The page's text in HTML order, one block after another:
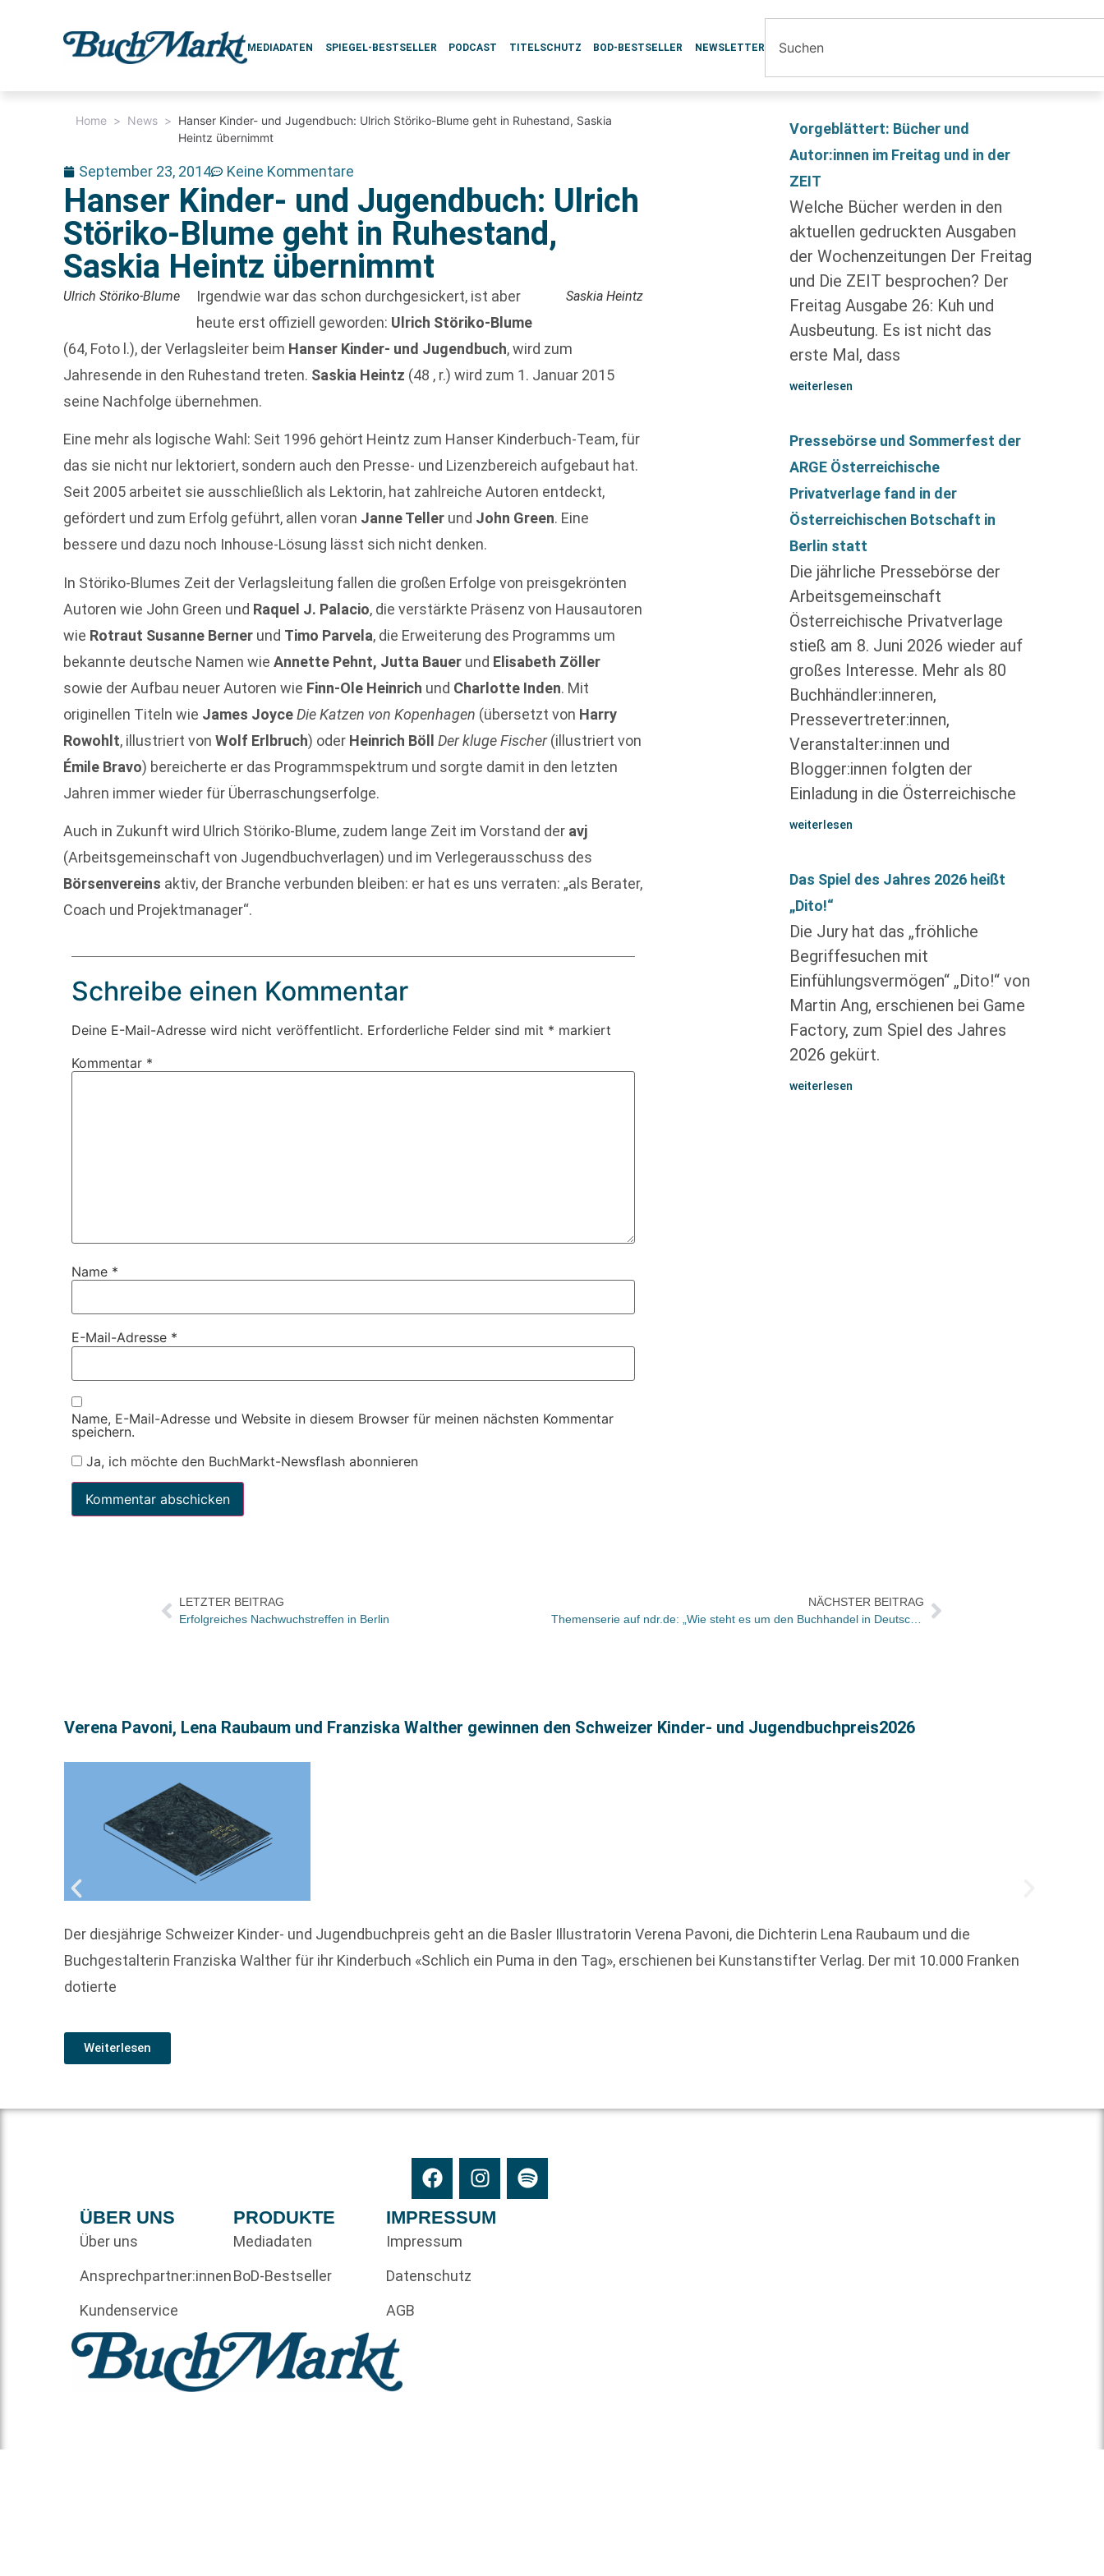
MEDIADATEN SPIEGEL-BESTSELLER PODCAST TITELSCHUTZ BOD-BESTSELLER NEWSLETTER
Home > News > Hanser Kinder- und Jugendbuch: Ulrich Störiko-Blume geht in Ruhestand, Saskia
Heintz übernimmt
September 23, 2014 Keine Kommentare
Hanser Kinder- und Jugendbuch: Ulrich
Störiko-Blume geht in Ruhestand,
Saskia Heintz übernimmt
Ulrich Störiko-Blume Saskia Heintz
Irgendwie war das schon durchgesickert, ist aber
heute erst offiziell geworden: Ulrich Störiko-Blume
(64, Foto l.), der Verlagsleiter beim Hanser Kinder- und Jugendbuch, wird zum
Jahresende in den Ruhestand treten. Saskia Heintz (48 , r.) wird zum 1. Januar 2015
seine Nachfolge übernehmen.
Eine mehr als logische Wahl: Seit 1996 gehört Heintz zum Hanser Kinderbuch-Team, für
das sie nicht nur lektoriert, sondern auch den Presse- und Lizenzbereich aufgebaut hat.
Seit 2005 arbeitet sie ausschließlich als Lektorin, hat zahlreiche Autoren entdeckt,
gefördert und zum Erfolg geführt, allen voran Janne Teller und John Green. Eine
bessere und dazu noch Inhouse-Lösung lässt sich nicht denken.
In Störiko-Blumes Zeit der Verlagsleitung fallen die großen Erfolge von preisgekrönten
Autoren wie John Green und Raquel J. Palacio, die verstärkte Präsenz von Hausautoren
wie Rotraut Susanne Berner und Timo Parvela, die Erweiterung des Programms um
bekannte deutsche Namen wieAnnette Pehnt, Jutta Bauer und Elisabeth Zöller
sowie der Aufbau neuer Autoren wie Finn-Ole Heinrich und Charlotte Inden. Mit
originellen Titeln wie James Joyce Die Katzen von Kopenhagen (übersetzt von Harry
Rowohlt, illustriert vonWolf Erlbruch) oder Heinrich Böll Der kluge Fischer(illustriert von
Émile Bravo) bereicherte er das Programmspektrum und sorgte damit in den letzten
Jahren immer wieder für Überraschungserfolge.
Auch in Zukunft wird Ulrich Störiko-Blume, zudem lange Zeit im Vorstand der avj
(Arbeitsgemeinschaft von Jugendbuchverlagen) und im Verlegerausschuss des
Börsenvereins aktiv, der Branche verbunden bleiben: er hat es uns verraten: „als Berater,
Coach und Projektmanager“.
Schreibe einen Kommentar
Deine E-Mail-Adresse wird nicht veröffentlicht. Erforderliche Felder sind mit * markiert
Kommentar *
Name *
E-Mail-Adresse *
Name, E-Mail-Adresse und Website in diesem Browser für meinen nächsten Kommentar
speichern.
Ja, ich möchte den BuchMarkt-Newsflash abonnieren
Vorgeblättert: Bücher und
Autor:innen im Freitag und in der
ZEIT
Welche Bücher werden in den
aktuellen gedruckten Ausgaben
der Wochenzeitungen Der Freitag
und Die ZEIT besprochen? Der
Freitag Ausgabe 26: Kuh und
Ausbeutung. Es ist nicht das
erste Mal, dass
weiterlesen
Pressebörse und Sommerfest der
ARGE Österreichische
Privatverlage fand in der
Österreichischen Botschaft in
Berlin statt
Die jährliche Pressebörse der
Arbeitsgemeinschaft
Österreichische Privatverlage
stieß am 8. Juni 2026 wieder auf
großes Interesse. Mehr als 80
Buchhändler:inneren,
Pressevertreter:innen,
Veranstalter:innen und
Blogger:innen folgten der
Einladung in die Österreichische
weiterlesen
Das Spiel des Jahres 2026 heißt
„Dito!“
Die Jury hat das „fröhliche
Begriffesuchen mit
Einfühlungsvermögen“ „Dito!“ von
Martin Ang, erschienen bei Game
Factory, zum Spiel des Jahres
2026 gekürt.
weiterlesen
LETZTER BEITRAG
Erfolgreiches Nachwuchstreffen in Berlin
NÄCHSTER BEITRAG
Themenserie auf ndr.de: „Wie steht es um den Buchhandel in Deutschland?“
Verena Pavoni, Lena Raubaum und Franziska Walther gewinnen den Schweizer Kinder- und Jugendbuchpreis2026
Der diesjährige Schweizer Kinder- und Jugendbuchpreis geht an die Basler Illustratorin Verena Pavoni, die Dichterin Lena Raubaum und die
Buchgestalterin Franziska Walther für ihr Kinderbuch «Schlich ein Puma in den Tag», erschienen bei Kunstanstifter Verlag. Der mit 10.000 Franken
dotierte
Weiterlesen
ÜBER UNS
Über uns
Ansprechpartner:innen
Kundenservice
PRODUKTE
Mediadaten
BoD-Bestseller
IMPRESSUM
Impressum
Datenschutz
AGB